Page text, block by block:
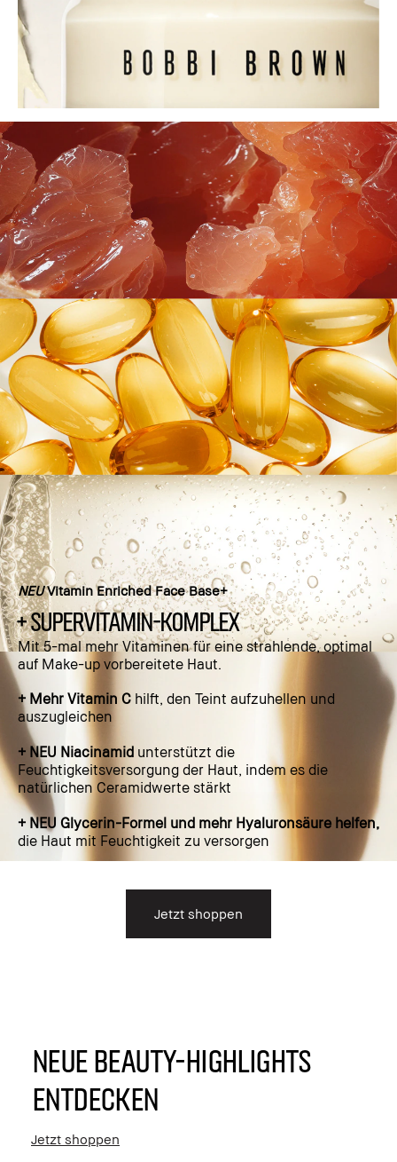
NEUVitamin Enriched Face Base+
+ SUPERVITAMIN-KOMPLEX
Mit 5-mal mehr Vitaminen für eine strahlende, optimal
auf Make-up vorbereitete Haut.
+ Mehr Vitamin C hilft, den Teint aufzuhellen und
auszugleichen
+ NEU Niacinamid unterstützt die
Feuchtigkeitsversorgung der Haut, indem es die
natürlichen Ceramidwerte stärkt
+ NEU Glycerin-Formel und mehr Hyaluronsäure helfen,
die Haut mit Feuchtigkeit zu versorgen
Jetzt shoppen
NEUE BEAUTY-HIGHLIGHTS
ENTDECKEN
Jetzt shoppen